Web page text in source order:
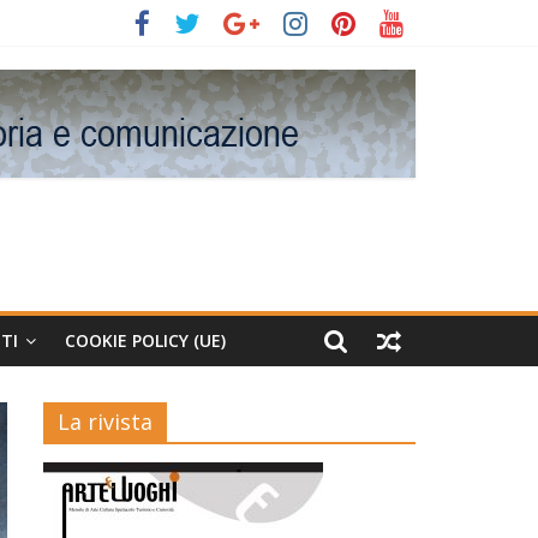
COOKIE POLICY (UE)
La rivista